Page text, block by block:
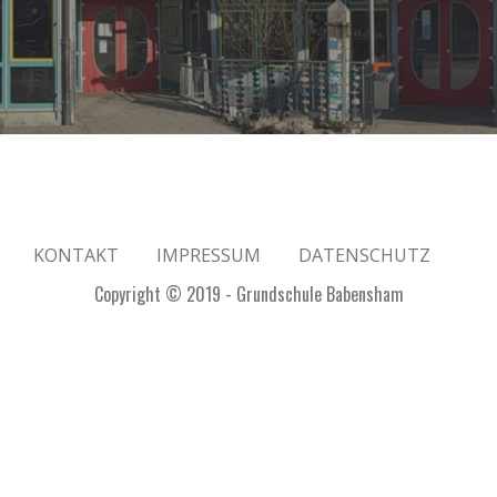
KONTAKT IMPRESSUM DATENSCHUTZ
Copyright © 2019 - Grundschule Babensham